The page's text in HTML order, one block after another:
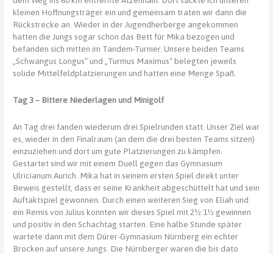
kleinen Hoffnungsträger ein und gemeinsam traten wir dann die
Rückstrecke an. Wieder in der Jugendherberge angekommen
hatten die Jungs sogar schon das Bett für Mika bezogen und
befanden sich mitten im Tandem-Turnier. Unsere beiden Teams
„Schwangus Longus“ und „Turmus Maximus“ belegten jeweils
solide Mittelfeldplatzierungen und hatten eine Menge Spaß.
Tag 3 – Bittere Niederlagen und Minigolf
An Tag drei fanden wiederum drei Spielrunden statt. Unser Ziel war
es, wieder in den Finalraum (an dem die drei besten Teams sitzen)
einzuziehen und dort um gute Platzierungen zu kämpfen.
Gestartet sind wir mit einem Duell gegen das Gymnasium
Ulricianum Aurich. Mika hat in seinem ersten Spiel direkt unter
Beweis gestellt, dass er seine Krankheit abgeschüttelt hat und sein
Auftaktspiel gewonnen. Durch einen weiteren Sieg von Eliah und
ein Remis von Julius konnten wir dieses Spiel mit 2½:1½ gewinnen
und positiv in den Schachtag starten. Eine halbe Stunde später
wartete dann mit dem Dürer-Gymnasium Nürnberg ein echter
Brocken auf unsere Jungs. Die Nürnberger waren die bis dato